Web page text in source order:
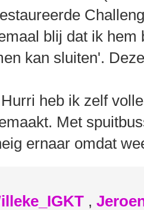
blij dat ik
kan sluiten'.
heb ik zelf
Met
ernaar omdat
,